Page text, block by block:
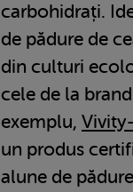
carbohidrați.
de pădure de
din culturi
cele de la
exemplu,
un produs
alune de